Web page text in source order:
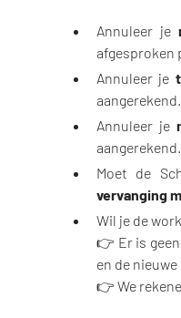
Annuleer je
afgesproken
Annuleer je
aangerekend.
Annuleer je
aangerekend.
Moet de
vervanging
Wil je de
👉 Er is
en de
👉 We